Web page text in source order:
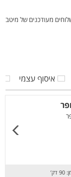
מעודכנים של מיטב
איסוף עצמי
דק’